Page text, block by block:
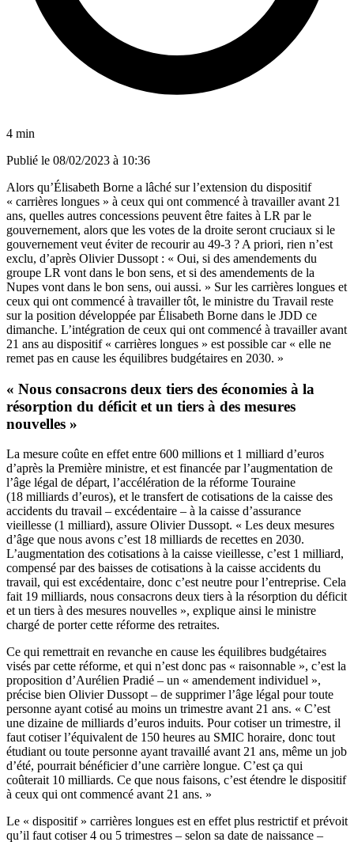
4 min
Publié le 08/02/2023 à 10:36
Alors qu’Élisabeth Borne a lâché surl’extension du dispositif
« carrières longues » à ceux qui ont commencé à travailler avant 21
ans, quelles autres concessions peuvent être faites à LR par le
gouvernement, alors que les votes de la droite seront cruciaux si le
gouvernement veut éviter de recourir au 49-3 ? A priori, rien n’est
exclu, d’après Olivier Dussopt : « Oui, si des amendements du
groupe LR vont dans le bon sens, et si des amendements de la
Nupes vont dans le bon sens, oui aussi. » Sur les carrières longues et
ceux qui ont commencé à travailler tôt, le ministre du Travail reste
sur la position développée par Élisabeth Borne dans le JDD ce
dimanche. L’intégration de ceux qui ont commencé à travailler avant
21 ans au dispositif « carrières longues » est possible car « elle ne
remet pas en cause les équilibres budgétaires en 2030. »
« Nous consacrons deux tiers des économies à la
résorption du déficit et un tiers à des mesures
nouvelles »
La mesure coûte en effet entre 600 millions et 1 milliard d’euros
d’après la Première ministre, et est financée par l’augmentation de
l’âge légal de départ, l’accélération de la réforme Touraine
(18 milliards d’euros), et le transfert de cotisations de la caisse des
accidents du travail – excédentaire – à la caisse d’assurance
vieillesse (1 milliard), assure Olivier Dussopt. « Les deux mesures
d’âge que nous avons c’est 18 milliards de recettes en 2030.
L’augmentation des cotisations à la caisse vieillesse, c’est 1 milliard,
compensé par des baisses de cotisations à la caisse accidents du
travail, qui est excédentaire, donc c’est neutre pour l’entreprise. Cela
fait 19 milliards, nous consacrons deux tiers à la résorption du déficit
et un tiers à des mesures nouvelles », explique ainsi le ministre
chargé de porter cette réforme des retraites.
Ce qui remettrait en revanche en cause les équilibres budgétaires
visés par cette réforme, et qui n’est donc pas « raisonnable », c’est la
proposition d’Aurélien Pradié – un « amendement individuel »,
précise bien Olivier Dussopt – de supprimer l’âge légal pour toute
personne ayant cotisé au moins un trimestre avant 21 ans. « C’est
une dizaine de milliards d’euros induits. Pour cotiser un trimestre, il
faut cotiser l’équivalent de 150 heures au SMIC horaire, donc tout
étudiant ou toute personne ayant travaillé avant 21 ans, même un job
d’été, pourrait bénéficier d’une carrière longue. C’est ça qui
coûterait 10 milliards. Ce que nous faisons, c’est étendre le dispositif
à ceux qui ont commencé avant 21 ans. »
Le « dispositif » carrières longues est en effet plus restrictif et prévoit
qu’il faut cotiser 4 ou 5 trimestres – selon sa date de naissance –